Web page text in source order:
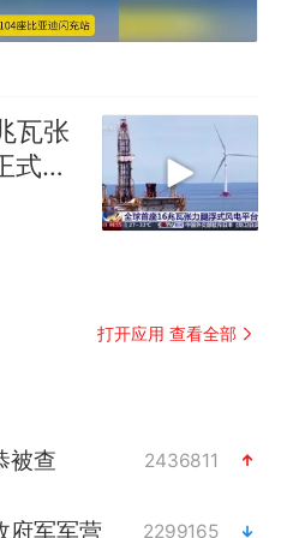
瓦张
式投
打开应用 查看全部
被查 2436811
府军军营 2299165